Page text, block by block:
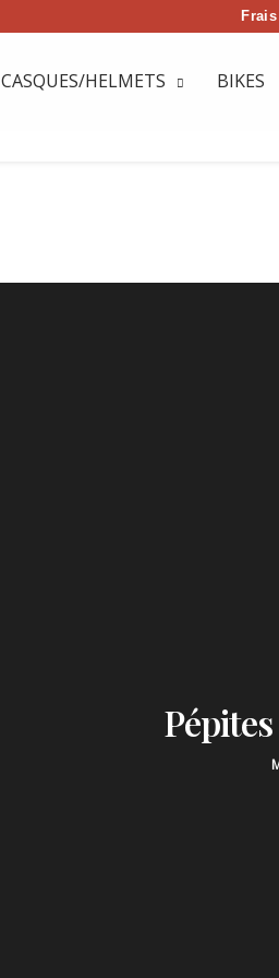
CASQUES/HELMETS BIKES